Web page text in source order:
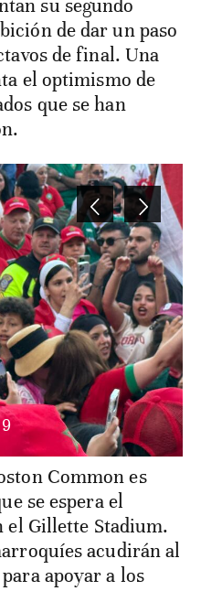
su segundo
de dar un paso
de final. Una
el optimismo de
que se han
9
Common es
se espera el
el Gillette Stadium.
acudirán al
apoyar a los